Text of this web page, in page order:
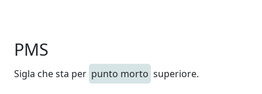
PMS
Sigla che sta per punto morto superiore.